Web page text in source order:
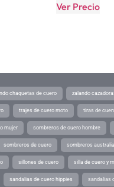
Ver Precio
chaquetas de cuero zalando
trajes de cuero moto tiras de
mujer sombreros de cuero hombre
sombreros de cuero sombreros
sillones de cuero silla de cuero y
sandalias de cuero hippies sandalias